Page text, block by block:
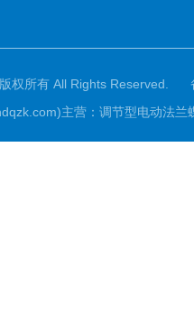
权所有 All Rights Reserved.
主营：调节型电动法